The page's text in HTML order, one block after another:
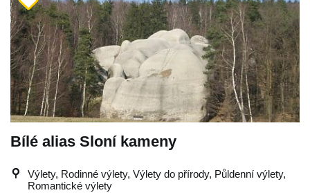
Bílé alias Sloní kameny
Výlety, Rodinné výlety, Výlety do přírody, Půldenní výlety,
Romantické výlety